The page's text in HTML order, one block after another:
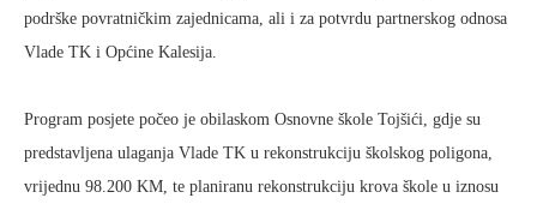
podrške povratničkim zajednicama, ali i za potvrdu partnerskog odnosa
Vlade TK i Općine Kalesija.
Program posjete počeo je obilaskom Osnovne škole Tojšići, gdje su
predstavljena ulaganja Vlade TK u rekonstrukciju školskog poligona,
vrijednu 98.200 KM, te planiranu rekonstrukciju krova škole u iznosu